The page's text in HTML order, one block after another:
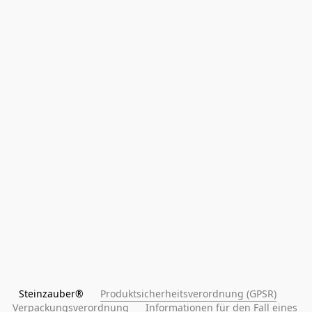
Steinzauber® Produktsicherheitsverordnung (GPSR)
Verpackungsverordnung
Informationen für den Fall eines